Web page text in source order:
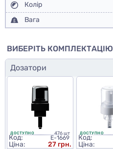
Колір
Вага
ВИБЕРІТЬ КОМПЛЕКТАЦІЮ
Дозатори
ДОСТУПНО 476 шт
Код: E-1669
Ціна:
27 грн.
ДОСТУПНО
Код:
Ціна: